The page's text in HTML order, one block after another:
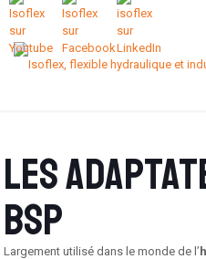
Les
BSP
Largement utilisé dans le monde de l’